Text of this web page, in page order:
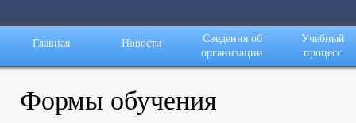
Главная Новости
Сведения об
организации
Учебный
процесс
Формы обучения